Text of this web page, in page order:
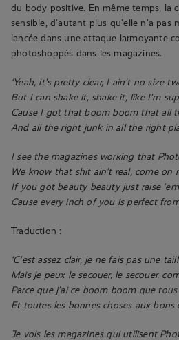
du body positive. En même temps, la
sensible, d’autant plus qu’elle n’a pas
lancée dans une attaque larmoyante
photoshoppés dans les magazines.
‘Yeah, it’s pretty clear, I ain’t no size
But I can shake it, shake it, like I’m
Cause I got that boom boom that all
And all the right junk in all the right
I see the magazines working that
We know that shit ain’t real, come on
If you got beauty beauty just raise
Cause every inch of you is perfect
Traduction :
‘C’est assez clair, je ne fais pas une
Mais je peux le secouer, le secouer,
Parce que j’ai ce boom boom que
Et toutes les bonnes choses aux bons
Je vois les magazines qui utilisent